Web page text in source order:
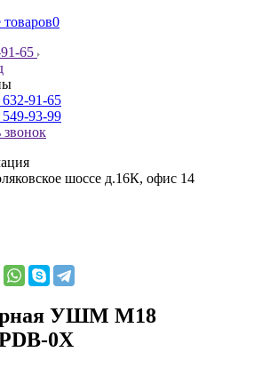
0
65
91-65
93-99
звонок
шоссе д.16К, офис 14
УШМ M18
0X